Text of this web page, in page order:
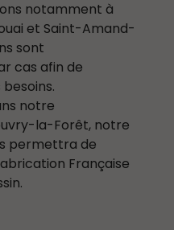
notamment à
et Saint-Amand-
sont
cas afin de
notre
la-Forêt, notre
permettra de
Française